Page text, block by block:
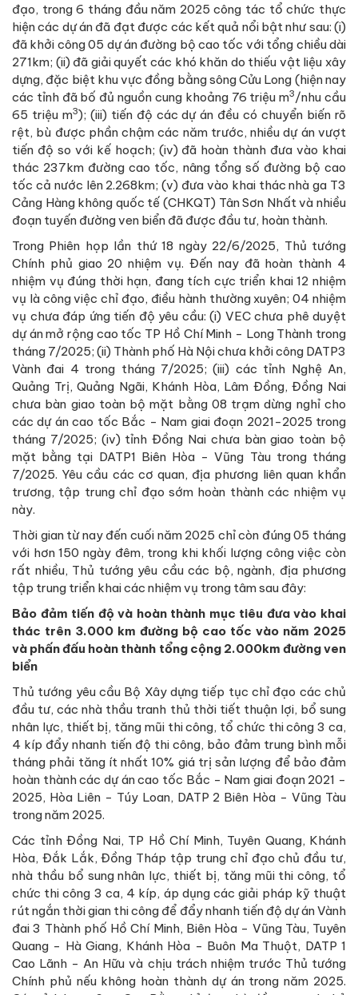
đạo, trong 6 tháng đầu năm 2025 công tác tổ chức thực
hiện các dự án đã đạt được các kết quả nổi bật như sau: (i)
đã khởi công 05 dự án đường bộ cao tốc với tổng chiều dài
271km; (ii) đã giải quyết các khó khăn do thiếu vật liệu xây
dựng, đặc biệt khu vực đồng bằng sông Cửu Long (hiện nay
các tỉnh đã bố đủ nguồn cung khoảng 76 triệu m3/nhu cầu
65 triệu m3); (iii) tiến độ các dự án đều có chuyển biến rõ
rệt, bù được phần chậm các năm trước, nhiều dự án vượt
tiến độ so với kế hoạch; (iv) đã hoàn thành đưa vào khai
thác 237km đường cao tốc, nâng tổng số đường bộ cao
tốc cả nước lên 2.268km; (v) đưa vào khai thác nhà ga T3
Cảng Hàng không quốc tế (CHKQT) Tân Sơn Nhất và nhiều
đoạn tuyến đường ven biển đã được đầu tư, hoàn thành.
Trong Phiên họp lần thứ 18 ngày 22/6/2025, Thủ tướng
Chính phủ giao 20 nhiệm vụ. Đến nay đã hoàn thành 4
nhiệm vụ đúng thời hạn, đang tích cực triển khai 12 nhiệm
vụ là công việc chỉ đạo, điều hành thường xuyên; 04 nhiệm
vụ chưa đáp ứng tiến độ yêu cầu: (i) VEC chưa phê duyệt
dự án mở rộng cao tốc TP Hồ Chí Minh - Long Thành trong
tháng 7/2025; (ii) Thành phố Hà Nội chưa khởi công DATP3
Vành đai 4 trong tháng 7/2025; (iii) các tỉnh Nghệ An,
Quảng Trị, Quảng Ngãi, Khánh Hòa, Lâm Đồng, Đồng Nai
chưa bàn giao toàn bộ mặt bằng 08 trạm dừng nghỉ cho
các dự án cao tốc Bắc - Nam giai đoạn 2021-2025 trong
tháng 7/2025; (iv) tỉnh Đồng Nai chưa bàn giao toàn bộ
mặt bằng tại DATP1 Biên Hòa - Vũng Tàu trong tháng
7/2025. Yêu cầu các cơ quan, địa phương liên quan khẩn
trương, tập trung chỉ đạo sớm hoàn thành các nhiệm vụ
này.
Thời gian từ nay đến cuối năm 2025 chỉ còn đúng 05 tháng
với hơn 150 ngày đêm, trong khi khối lượng công việc còn
rất nhiều, Thủ tướng yêu cầu các bộ, ngành, địa phương
tập trung triển khai các nhiệm vụ trong tâm sau đây:
Bảo đảm tiến độ và hoàn thành mục tiêu đưa vào khai
thác trên 3.000 km đường bộ cao tốc vào năm 2025
và phấn đấu hoàn thành tổng cộng 2.000km đường ven
biển
Thủ tướng yêu cầu Bộ Xây dựng tiếp tục chỉ đạo các chủ
đầu tư, các nhà thầu tranh thủ thời tiết thuận lợi, bổ sung
nhân lực, thiết bị, tăng mũi thi công, tổ chức thi công 3 ca,
4 kíp đẩy nhanh tiến độ thi công, bảo đảm trung bình mỗi
tháng phải tăng ít nhất 10% giá trị sản lượng để bảo đảm
hoàn thành các dự án cao tốc Bắc - Nam giai đoạn 2021 -
2025, Hòa Liên - Túy Loan, DATP 2 Biên Hòa - Vũng Tàu
trong năm 2025.
Các tỉnh Đồng Nai, TP Hồ Chí Minh, Tuyên Quang, Khánh
Hòa, Đắk Lắk, Đồng Tháp tập trung chỉ đạo chủ đầu tư,
nhà thầu bổ sung nhân lực, thiết bị, tăng mũi thi công, tổ
chức thi công 3 ca, 4 kíp, áp dụng các giải pháp kỹ thuật
rút ngắn thời gian thi công để đẩy nhanh tiến độ dự án Vành
đai 3 Thành phố Hồ Chí Minh, Biên Hòa - Vũng Tàu, Tuyên
Quang - Hà Giang, Khánh Hòa - Buôn Ma Thuột, DATP 1
Cao Lãnh - An Hữu và chịu trách nhiệm trước Thủ tướng
Chính phủ nếu không hoàn thành dự án trong năm 2025.